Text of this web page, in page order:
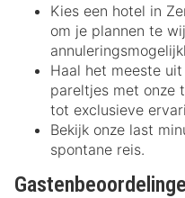
Kies een hotel in
om je plannen te
Haal het meeste
pareltjes met onze
tot exclusieve
Bekijk onze last
spontane reis.